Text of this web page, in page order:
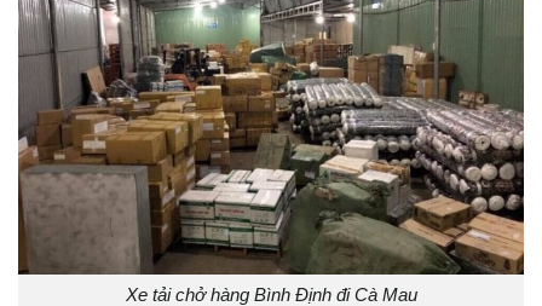
Xe tải chở hàng Bình Định đi Cà Mau